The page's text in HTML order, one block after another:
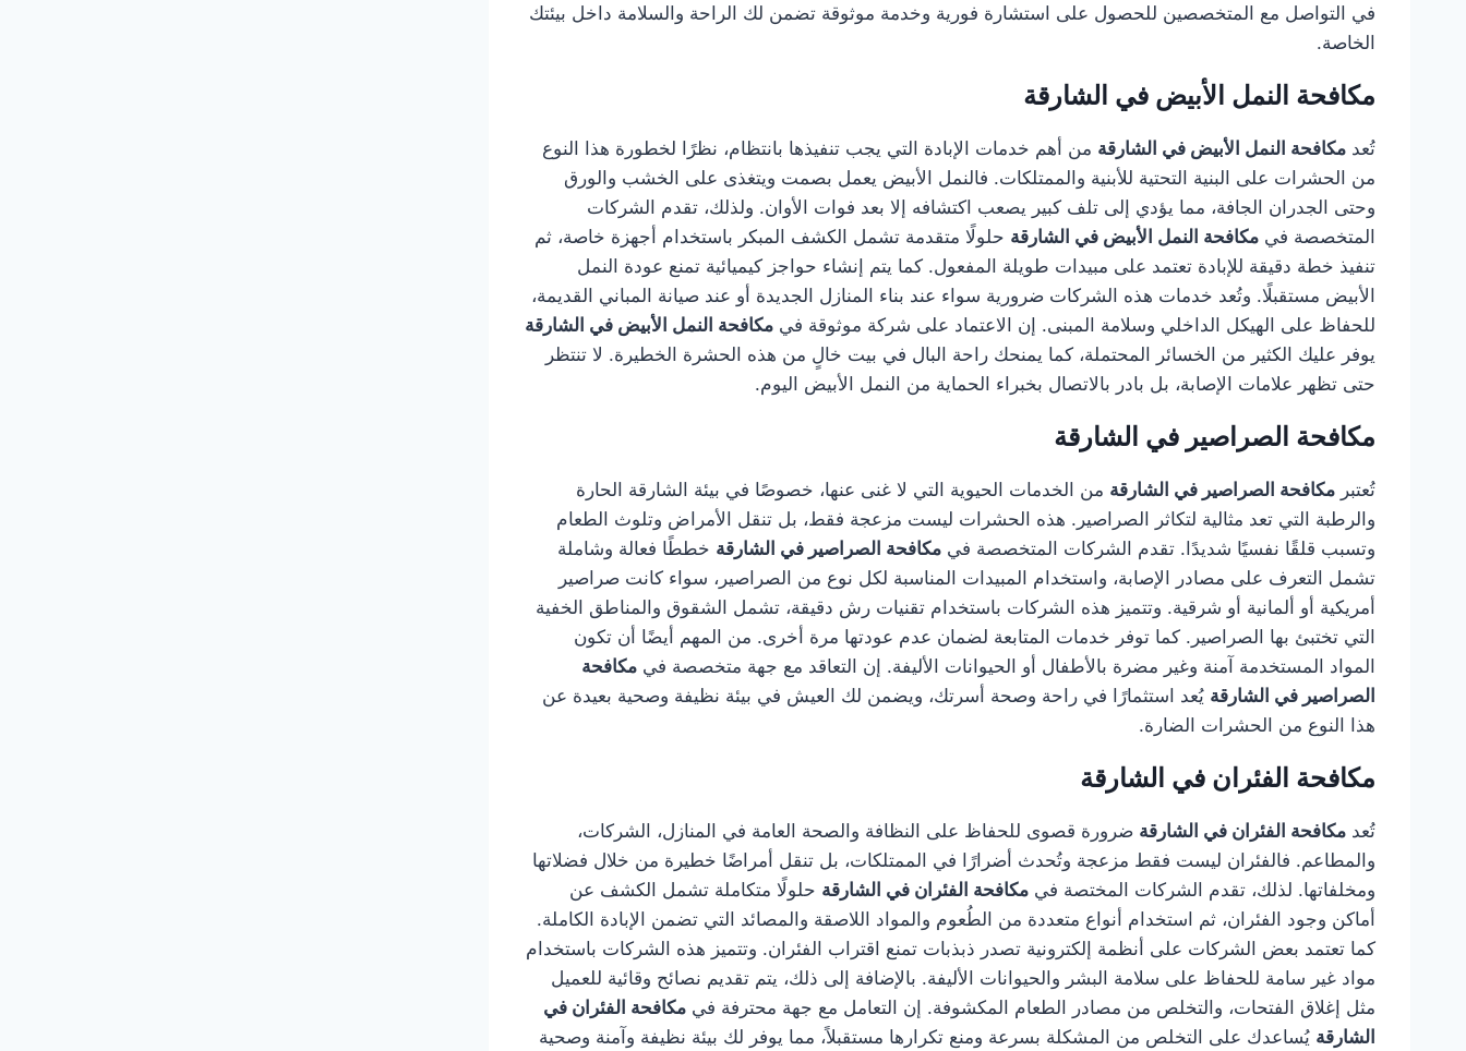
في التواصل مع المتخصصين للحصول على استشارة فورية وخدمة موثوقة تضمن لك الراحة والسلامة داخل بيئتك
الخاصة.
مكافحة النمل الأبيض في الشارقة
تُعدمكافحة النمل الأبيض في الشارقة من أهم خدمات الإبادة التي يجب تنفيذها بانتظام، نظرًا لخطورة هذا النوع
من الحشرات على البنية التحتية للأبنية والممتلكات. فالنمل الأبيض يعمل بصمت ويتغذى على الخشب والورق
وحتى الجدران الجافة، مما يؤدي إلى تلف كبير يصعب اكتشافه إلا بعد فوات الأوان. ولذلك، تقدم الشركات
المتخصصة فيمكافحة النمل الأبيض في الشارقة حلولًا متقدمة تشمل الكشف المبكر باستخدام أجهزة خاصة، ثم
تنفيذ خطة دقيقة للإبادة تعتمد على مبيدات طويلة المفعول. كما يتم إنشاء حواجز كيميائية تمنع عودة النمل
الأبيض مستقبلًا. وتُعد خدمات هذه الشركات ضرورية سواء عند بناء المنازل الجديدة أو عند صيانة المباني القديمة،
للحفاظ على الهيكل الداخلي وسلامة المبنى. إن الاعتماد على شركة موثوقة فيمكافحة النمل الأبيض في الشارقة
يوفر عليك الكثير من الخسائر المحتملة، كما يمنحك راحة البال في بيت خالٍ من هذه الحشرة الخطيرة. لا تنتظر
حتى تظهر علامات الإصابة، بل بادر بالاتصال بخبراء الحماية من النمل الأبيض اليوم.
مكافحة الصراصير في الشارقة
تُعتبرمكافحة الصراصير في الشارقة من الخدمات الحيوية التي لا غنى عنها، خصوصًا في بيئة الشارقة الحارة
والرطبة التي تعد مثالية لتكاثر الصراصير. هذه الحشرات ليست مزعجة فقط، بل تنقل الأمراض وتلوث الطعام
وتسبب قلقًا نفسيًا شديدًا. تقدم الشركات المتخصصة فيمكافحة الصراصير في الشارقة خططًا فعالة وشاملة
تشمل التعرف على مصادر الإصابة، واستخدام المبيدات المناسبة لكل نوع من الصراصير، سواء كانت صراصير
أمريكية أو ألمانية أو شرقية. وتتميز هذه الشركات باستخدام تقنيات رش دقيقة، تشمل الشقوق والمناطق الخفية
التي تختبئ بها الصراصير. كما توفر خدمات المتابعة لضمان عدم عودتها مرة أخرى. من المهم أيضًا أن تكون
المواد المستخدمة آمنة وغير مضرة بالأطفال أو الحيوانات الأليفة. إن التعاقد مع جهة متخصصة فيمكافحة
الصراصير في الشارقة يُعد استثمارًا في راحة وصحة أسرتك، ويضمن لك العيش في بيئة نظيفة وصحية بعيدة عن
هذا النوع من الحشرات الضارة.
مكافحة الفئران في الشارقة
تُعدمكافحة الفئران في الشارقة ضرورة قصوى للحفاظ على النظافة والصحة العامة في المنازل، الشركات،
والمطاعم. فالفئران ليست فقط مزعجة وتُحدث أضرارًا في الممتلكات، بل تنقل أمراضًا خطيرة من خلال فضلاتها
ومخلفاتها. لذلك، تقدم الشركات المختصة فيمكافحة الفئران في الشارقة حلولًا متكاملة تشمل الكشف عن
أماكن وجود الفئران، ثم استخدام أنواع متعددة من الطُعوم والمواد اللاصقة والمصائد التي تضمن الإبادة الكاملة.
كما تعتمد بعض الشركات على أنظمة إلكترونية تصدر ذبذبات تمنع اقتراب الفئران. وتتميز هذه الشركات باستخدام
مواد غير سامة للحفاظ على سلامة البشر والحيوانات الأليفة. بالإضافة إلى ذلك، يتم تقديم نصائح وقائية للعميل
مثل إغلاق الفتحات، والتخلص من مصادر الطعام المكشوفة. إن التعامل مع جهة محترفة فيمكافحة الفئران في
الشارقة يُساعدك على التخلص من المشكلة بسرعة ومنع تكرارها مستقبلاً، مما يوفر لك بيئة نظيفة وآمنة وصحية